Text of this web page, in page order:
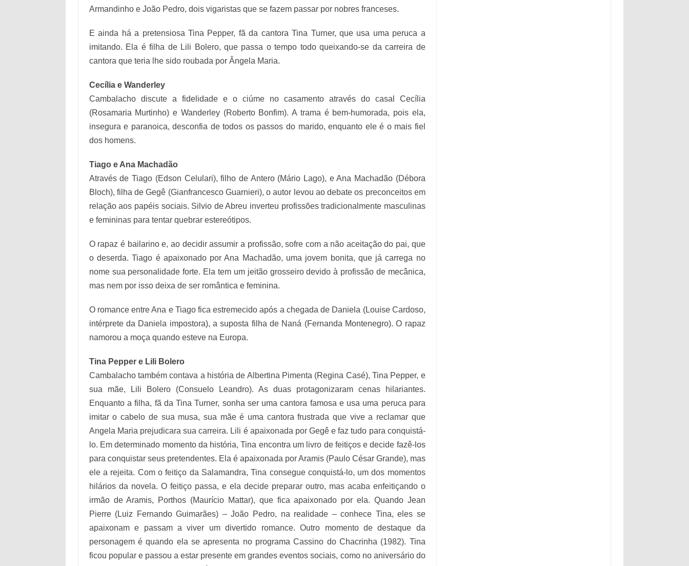
Armandinho e João Pedro, dois vigaristas que se fazem passar por nobres franceses.
E ainda há a pretensiosa Tina Pepper, fã da cantora Tina Turner, que usa uma peruca a
imitando. Ela é filha de Lili Bolero, que passa o tempo todo queixando-se da carreira de
cantora que teria lhe sido roubada por Ângela Maria.
Cecília e Wanderley
Cambalacho discute a fidelidade e o ciúme no casamento através do casal Cecília
(Rosamaria Murtinho) e Wanderley (Roberto Bonfim). A trama é bem-humorada, pois ela,
insegura e paranoica, desconfia de todos os passos do marido, enquanto ele é o mais fiel
dos homens.
Tiago e Ana Machadão
Através de Tiago (Edson Celulari), filho de Antero (Mário Lago), e Ana Machadão (Débora
Bloch), filha de Gegê (Gianfrancesco Guarnieri), o autor levou ao debate os preconceitos em
relação aos papéis sociais. Silvio de Abreu inverteu profissões tradicionalmente masculinas
e femininas para tentar quebrar estereótipos.
O rapaz é bailarino e, ao decidir assumir a profissão, sofre com a não aceitação do pai, que
o deserda. Tiago é apaixonado por Ana Machadão, uma jovem bonita, que já carrega no
nome sua personalidade forte. Ela tem um jeitão grosseiro devido à profissão de mecânica,
mas nem por isso deixa de ser romântica e feminina.
O romance entre Ana e Tiago fica estremecido após a chegada de Daniela (Louise Cardoso,
intérprete da Daniela impostora), a suposta filha de Naná (Fernanda Montenegro). O rapaz
namorou a moça quando esteve na Europa.
Tina Pepper e Lili Bolero
Cambalacho também contava a história de Albertina Pimenta (Regina Casé), Tina Pepper, e
sua mãe, Lili Bolero (Consuelo Leandro). As duas protagonizaram cenas hilariantes.
Enquanto a filha, fã da Tina Turner, sonha ser uma cantora famosa e usa uma peruca para
imitar o cabelo de sua musa, sua mãe é uma cantora frustrada que vive a reclamar que
Angela Maria prejudicara sua carreira. Lili é apaixonada por Gegê e faz tudo para conquistá-
lo. Em determinado momento da história, Tina encontra um livro de feitiços e decide fazê-los
para conquistar seus pretendentes. Ela é apaixonada por Aramis (Paulo César Grande), mas
ele a rejeita. Com o feitiço da Salamandra, Tina consegue conquistá-lo, um dos momentos
hilários da novela. O feitiço passa, e ela decide preparar outro, mas acaba enfeitiçando o
irmão de Aramis, Porthos (Maurício Mattar), que fica apaixonado por ela. Quando Jean
Pierre (Luiz Fernando Guimarães) – João Pedro, na realidade – conhece Tina, eles se
apaixonam e passam a viver um divertido romance. Outro momento de destaque da
personagem é quando ela se apresenta no programa Cassino do Chacrinha (1982). Tina
ficou popular e passou a estar presente em grandes eventos sociais, como no aniversário do